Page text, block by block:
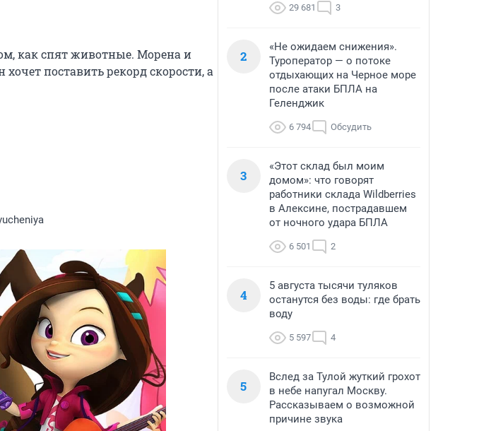
как спят животные. Морена и
поставить рекорд скорости, а
29 681 3
2
«Не ожидаем снижения».
Туроператор — о потоке
отдыхающих на Черное море
после атаки БПЛА на
Геленджик
6 794 Обсудить
3
«Этот склад был моим
домом»: что говорят
работники склада Wildberries
в Алексине, пострадавшем
от ночного удара БПЛА
6 501 2
4
5 августа тысячи туляков
останутся без воды: где брать
воду
5 597 4
5
Вслед за Тулой жуткий грохот
в небе напугал Москву.
Рассказываем о возможной
причине звука